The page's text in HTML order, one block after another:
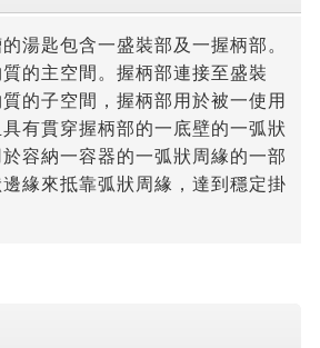
湯匙包含一盛裝部及一握柄部。
的主空間。握柄部連接至盛裝
的子空間，握柄部用於被一使用
有貫穿握柄部的一底壁的一弧狀
容納一容器的一弧狀周緣的一部
緣來抵靠弧狀周緣，達到穩定掛